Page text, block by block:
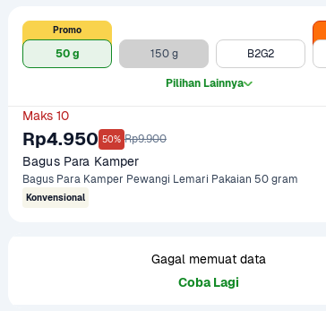
50 g
Promo
150 g B2G2
Pilihan Lainnya
Maks 10
Rp4.950 50% Rp9.900
Bagus Para Kamper
Bagus Para Kamper Pewangi Lemari Pakaian 50 gram
Konvensional
Gagal memuat data
Coba Lagi